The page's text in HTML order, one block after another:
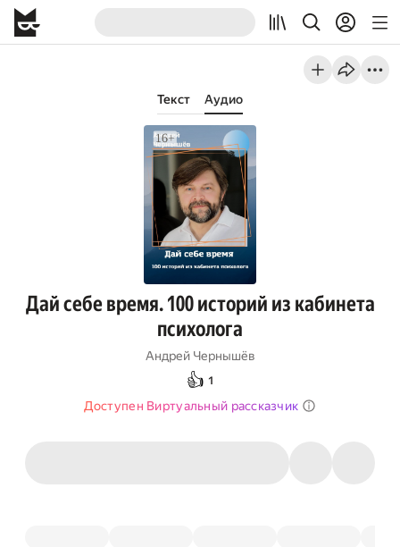
Текст Аудио
Дай себе время. 100 историй из кабинета
психолога
Андрей Чернышёв
👍 1
Доступен Виртуальный рассказчик